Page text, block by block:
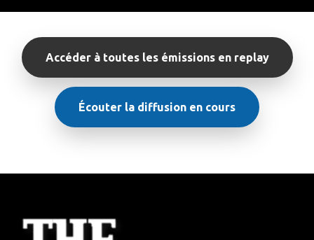
Accéder à toutes les émissions en replay
Écouter la diffusion en cours